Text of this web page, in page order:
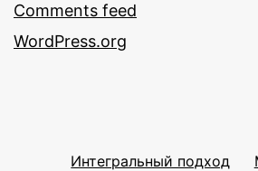
Comments feed
WordPress.org
Интегральный подход